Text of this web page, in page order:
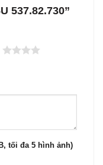
537.82.730”
tối đa 5 hình ảnh)